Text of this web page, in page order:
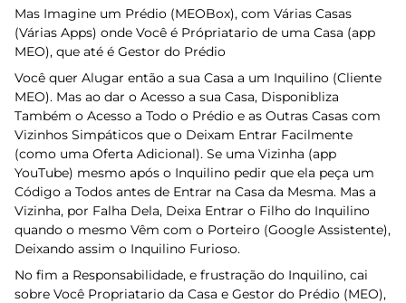
Mas Imagine um Prédio (MEOBox), com Várias Casas
(Várias Apps) onde Você é Própriatario de uma Casa (app
MEO), que até é Gestor do Prédio
Você quer Alugar então a sua Casa a um Inquilino (Cliente
MEO). Mas ao dar o Acesso a sua Casa, Disponibliza
Também o Acesso a Todo o Prédio e as Outras Casas com
Vizinhos Simpáticos que o Deixam Entrar Facilmente
(como uma Oferta Adicional). Se uma Vizinha (app
YouTube) mesmo após o Inquilino pedir que ela peça um
Código a Todos antes de Entrar na Casa da Mesma. Mas a
Vizinha, por Falha Dela, Deixa Entrar o Filho do Inquilino
quando o mesmo Vêm com o Porteiro (Google Assistente),
Deixando assim o Inquilino Furioso.
No fim a Responsabilidade, e frustração do Inquilino, cai
sobre Você Propriatario da Casa e Gestor do Prédio (MEO),